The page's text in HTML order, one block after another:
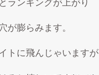
ランキングが上がり
が膨らみます。
トに飛んじゃいますが